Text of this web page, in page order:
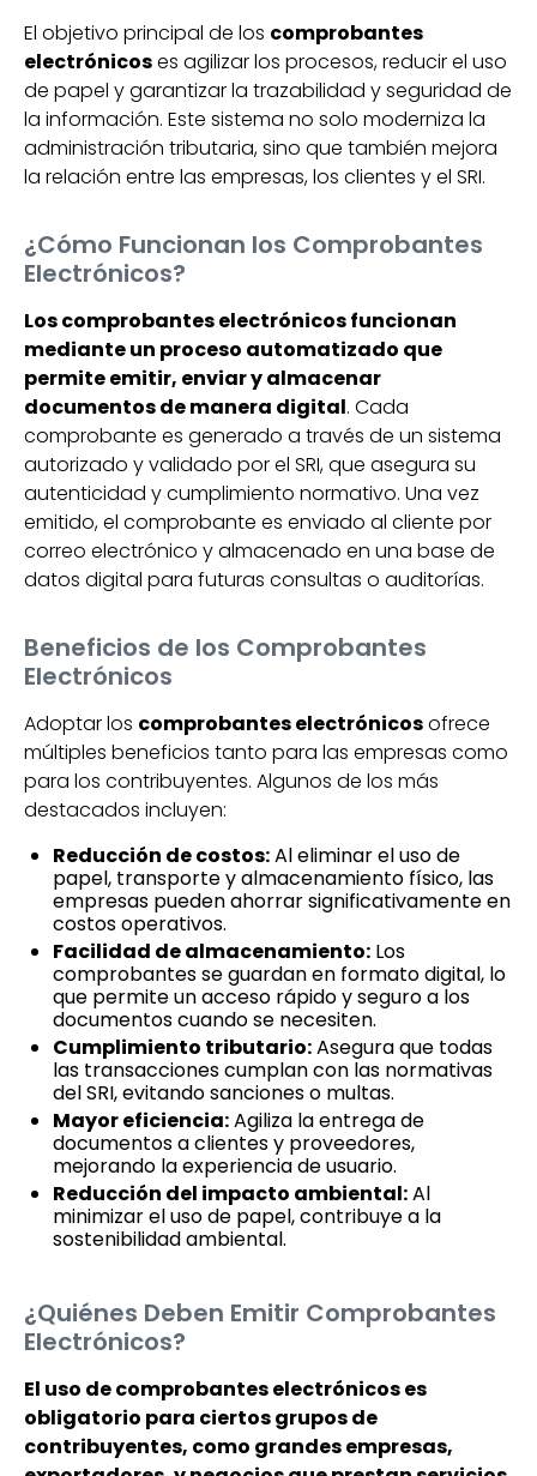
El objetivo principal de los comprobantes
electrónicoses agilizar los procesos, reducir el uso
de papel y garantizar la trazabilidad y seguridad de
la información. Este sistema no solo moderniza la
administración tributaria, sino que también mejora
la relación entre las empresas, los clientes y el SRI.
¿Cómo Funcionan los Comprobantes
Electrónicos?
Los comprobantes electrónicos funcionan
mediante un proceso automatizado que
permite emitir, enviar y almacenar
documentos de manera digital. Cada
comprobante es generado a través de un sistema
autorizado y validado por el SRI, que asegura su
autenticidad y cumplimiento normativo. Una vez
emitido, el comprobante es enviado al cliente por
correo electrónico y almacenado en una base de
datos digital para futuras consultas o auditorías.
Beneficios de los Comprobantes
Electrónicos
Adoptar los comprobantes electrónicosofrece
múltiples beneficios tanto para las empresas como
para los contribuyentes. Algunos de los más
destacados incluyen:
Reducción de costos:Al eliminar el uso de
papel, transporte y almacenamiento físico, las
empresas pueden ahorrar significativamente en
costos operativos.
Facilidad de almacenamiento: Los
comprobantes se guardan en formato digital, lo
que permite un acceso rápido y seguro a los
documentos cuando se necesiten.
Cumplimiento tributario:Asegura que todas
las transacciones cumplan con las normativas
del SRI, evitando sanciones o multas.
Mayor eficiencia:Agiliza la entrega de
documentos a clientes y proveedores,
mejorando la experiencia de usuario.
Reducción del impacto ambiental:Al
minimizar el uso de papel, contribuye a la
sostenibilidad ambiental.
¿Quiénes Deben Emitir Comprobantes
Electrónicos?
El uso de comprobantes electrónicos es
obligatorio para ciertos grupos de
contribuyentes, como grandes empresas,